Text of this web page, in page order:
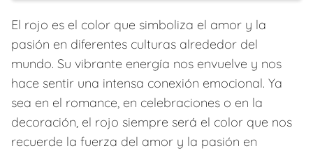
El rojo es el color que simboliza el amor y la
pasión en diferentes culturas alrededor del
mundo. Su vibrante energía nos envuelve y nos
hace sentir una intensa conexión emocional. Ya
sea en el romance, en celebraciones o en la
decoración, el rojo siempre será el color que nos
recuerde la fuerza del amor y la pasión en